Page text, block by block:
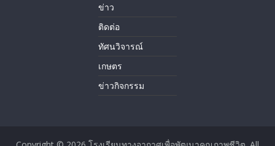
ข่าว
ติดต่อ
ทัศนวิจารณ์
เกษตร
ข่าวกิจกรรม